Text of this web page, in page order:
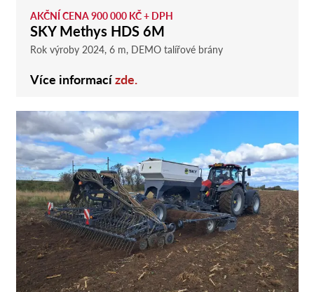
AKČNÍ CENA 900 000 KČ + DPH
SKY Methys HDS 6M
Rok výroby 2024, 6 m, DEMO talířové brány
Více informacízde.